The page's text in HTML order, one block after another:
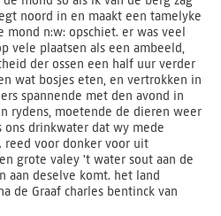
noord in en maakt een tamelyke
mond n:w: opschiet. er was veel
vele plaatsen als een ambeeld,
der ossen een half uur verder
wat bosjes eten, en vertrokken in
spannende met den avond in
rydens, moetende de dieren weer
ons drinkwater dat wy mede
reed voor donker voor uit
grote valey 't water sout aan de
aan deselve komt. het land
de Graaf charles bentinck van